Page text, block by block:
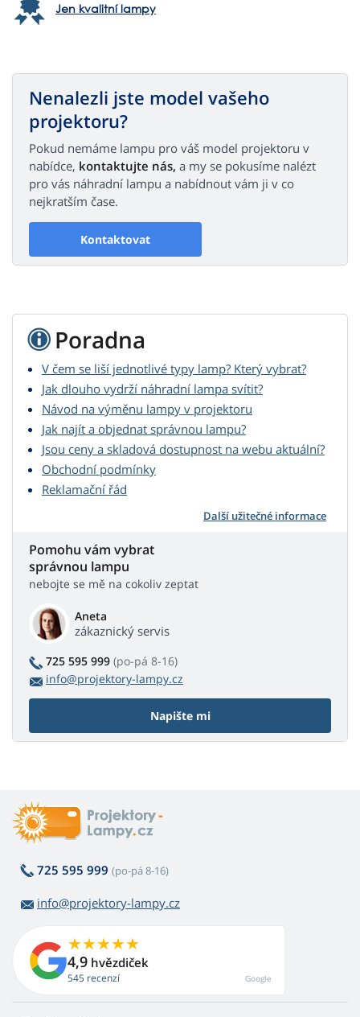
Jen kvalitní lampy
Nenalezli jste model vašeho
projektoru?
Pokud nemáme lampu pro váš model projektoru v
nabídce, kontaktujte nás, a my se pokusíme nalézt
pro vás náhradní lampu a nabídnout vám ji v co
nejkratším čase.
Kontaktovat
Poradna
V čem se liší jednotlivé typy lamp? Který vybrat?
Jak dlouho vydrží náhradní lampa svítit?
Návod na výměnu lampy v projektoru
Jak najít a objednat správnou lampu?
Jsou ceny a skladová dostupnost na webu aktuální?
Obchodní podmínky
Reklamační řád
Další užitečné informace
Pomohu vám vybrat
správnou lampu
nebojte se mě na cokoliv zeptat
Aneta
zákaznický servis
725 595 999 (po-pá 8-16)
info@projektory-lampy.cz
Napište mi
725 595 999 (po-pá 8-16)
info@projektory-lampy.cz
4,9 hvězdiček
545 recenzí Google